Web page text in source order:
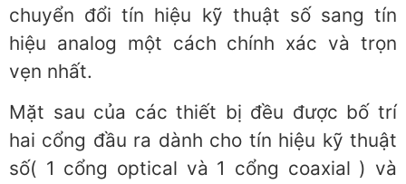
chuyển đổi tín hiệu kỹ thuật số sang tín
hiệu analog một cách chính xác và trọn
vẹn nhất.
Mặt sau của các thiết bị đều được bố trí
hai cổng đầu ra dành cho tín hiệu kỹ thuật
số( 1 cổng optical và 1 cổng coaxial ) và